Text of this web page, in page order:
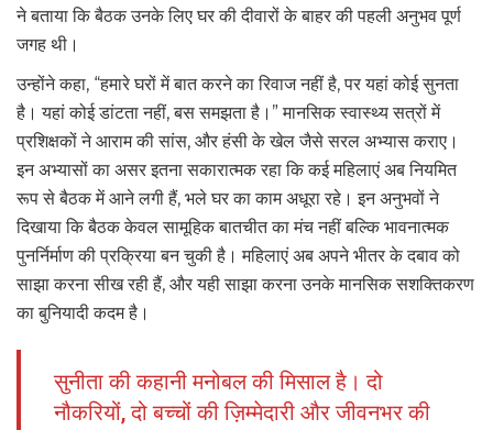
ने बताया कि बैठक उनके लिए घर की दीवारों के बाहर की पहली अनुभव पूर्ण
जगह थी।
उन्होंने कहा, “हमारे घरों में बात करने का रिवाज नहीं है, पर यहां कोई सुनता
है। यहां कोई डांटता नहीं, बस समझता है।” मानसिक स्वास्थ्य सत्रों में
प्रशिक्षकों ने आराम की सांस, और हंसी के खेल जैसे सरल अभ्यास कराए।
इन अभ्यासों का असर इतना सकारात्मक रहा कि कई महिलाएं अब नियमित
रूप से बैठक में आने लगी हैं, भले घर का काम अधूरा रहे। इन अनुभवों ने
दिखाया कि बैठक केवल सामूहिक बातचीत का मंच नहीं बल्कि भावनात्मक
पुनर्निर्माण की प्रक्रिया बन चुकी है। महिलाएं अब अपने भीतर के दबाव को
साझा करना सीख रही हैं, और यही साझा करना उनके मानसिक सशक्तिकरण
का बुनियादी कदम है।
सुनीता की कहानी मनोबल की मिसाल है। दो
नौकरियों, दो बच्चों की ज़िम्मेदारी और जीवनभर की